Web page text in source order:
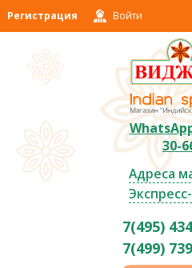
Регистрация Войти
30-
Адреса
7(495)
7(499)